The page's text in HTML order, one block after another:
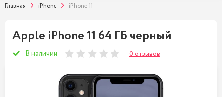
Главная iPhone iPhone 11
Apple iPhone 11 64 ГБ черный
В наличии 0 отзывов